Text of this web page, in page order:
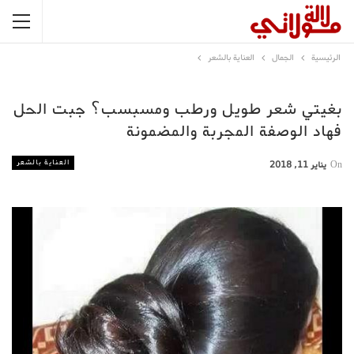
الرئيسية الجمال العناية بالشعر
بغيتي شعر طويل ورطب ومسبسب؟ جبت الحل
فهاد الوصفة المجربة والمضمونة
العناية بالشعر On يناير 11, 2018